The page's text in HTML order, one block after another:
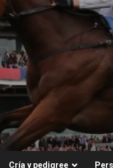
Cría y pedigree